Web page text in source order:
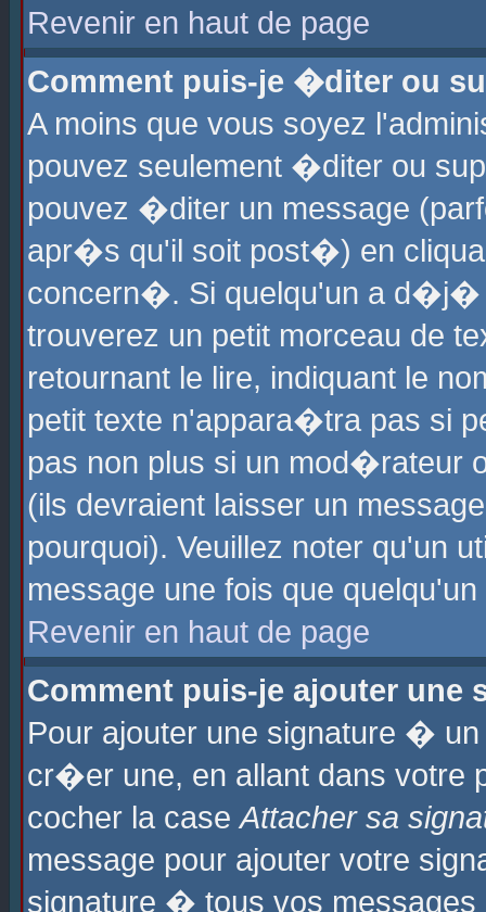
Revenir en haut de page
Comment puis-je �diter ou
A moins que vous soyez
pouvez seulement �diter ou
pouvez �diter un message
apr�s qu'il soit post�) en
concern�. Si quelqu'un a
trouverez un petit morceau de
retournant le lire, indiquant le
petit texte n'appara�tra pas si
pas non plus si un mod�rateur
(ils devraient laisser un
pourquoi). Veuillez noter qu'un
message une fois que
Revenir en haut de page
Comment puis-je ajouter une
Pour ajouter une signature �
cr�er une, en allant dans
cocher la caseAttacher sa
message pour ajouter votre
signature � tous vos